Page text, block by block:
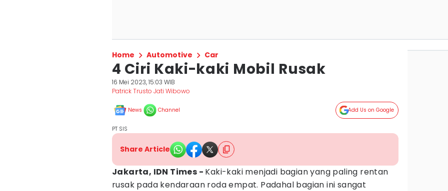
Home Automotive Car
4 Ciri Kaki-kaki Mobil Rusak
16 Mei 2023, 15:03 WIB
Patrick Trusto Jati Wibowo
News Channel Add Us on Google
PT SIS
Share Article
Jakarta, IDN Times - Kaki-kaki menjadi bagian yang paling rentan
rusak pada kendaraan roda empat. Padahal bagian ini sangat